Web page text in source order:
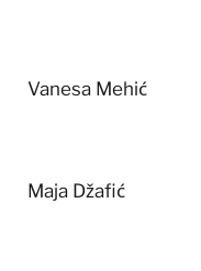
Vanesa Mehić
Maja Džafić